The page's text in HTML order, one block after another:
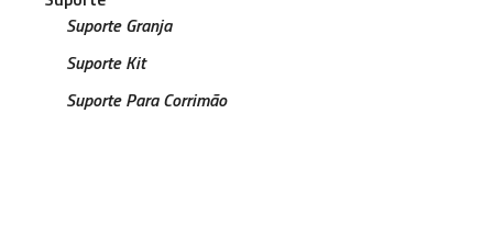
Suporte Granja
Suporte Kit
Suporte Para Corrimão